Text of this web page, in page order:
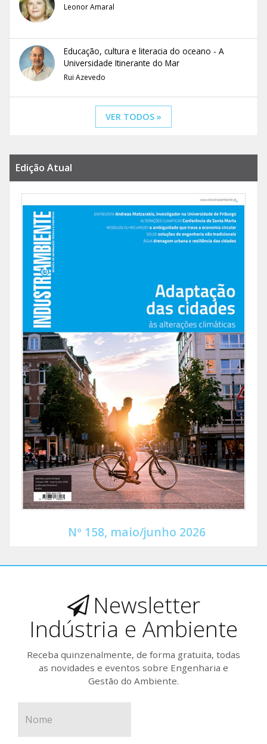
Leonor Amaral
Educação, cultura e literacia do oceano - A
Universidade Itinerante do Mar
Rui Azevedo
VER TODOS »
Edição Atual
Nº 158, maio/junho 2026
Newsletter
Indústria e Ambiente
Receba quinzenalmente, de forma gratuita, todas
as novidades e eventos sobre Engenharia e
Gestão do Ambiente.